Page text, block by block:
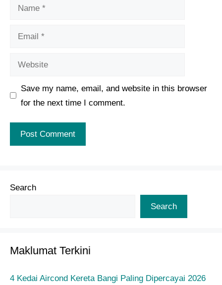
Name
Email
Website
Save my name, email, and website in this browser
for the next time I comment.
Search
Search
Maklumat Terkini
4 Kedai Aircond Kereta Bangi Paling Dipercayai 2026